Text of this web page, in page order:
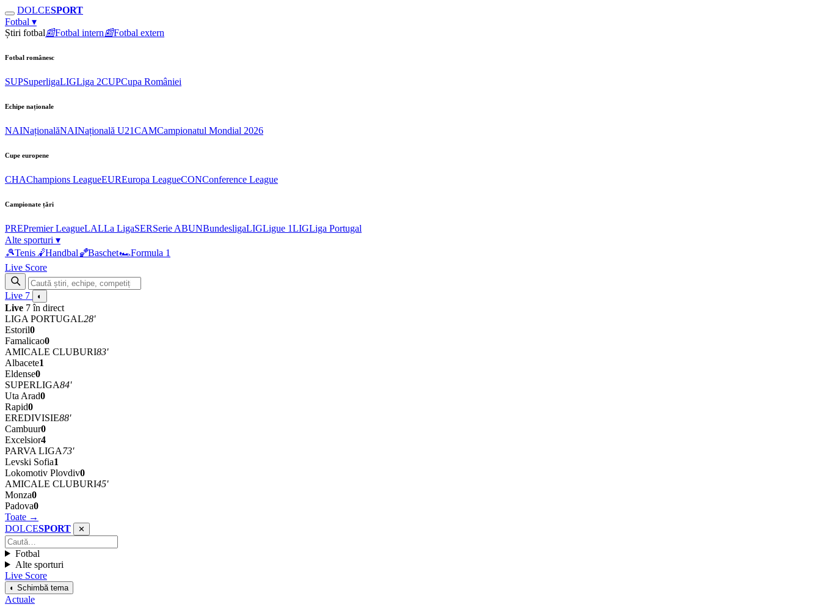
DOLCESPORT
Fotbal ▾
Știri fotbal📰Fotbal intern📰Fotbal extern
Fotbal românesc
SUPSuperligaLIGLiga 2CUPCupa României
Echipe naționale
NAINaționalăNAINațională U21CAMCampionatul Mondial 2026
Cupe europene
CHAChampions LeagueEUREuropa LeagueCONConference League
Campionate țări
PREPremier LeagueLALLa LigaSERSerie ABUNBundesligaLIGLigue 1LIGLiga Portugal
Alte sporturi ▾
🎾Tenis 🤾Handbal🏀Baschet🏎Formula 1
Live Score
Live 7 ◐
Live 7 în direct
LIGA PORTUGAL28'
Estoril0
Famalicao0
AMICALE CLUBURI83'
Albacete1
Eldense0
SUPERLIGA84'
Uta Arad0
Rapid0
EREDIVISIE88'
Cambuur0
Excelsior4
PARVA LIGA73'
Levski Sofia1
Lokomotiv Plovdiv0
AMICALE CLUBURI45'
Monza0
Padova0
Toate →
DOLCESPORT ✕
Fotbal
Alte sporturi
Live Score
◐ Schimbă tema
Actuale